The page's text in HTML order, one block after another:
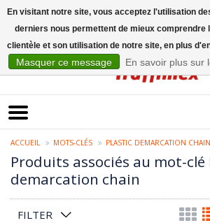
ACCUEIL MOTS-CLÉS PLASTIC DEMARCATION CHAIN
Produits associés au mot-clé
demarcation chain
FILTER
En visitant notre site, vous acceptez l'utilisation
derniers nous permettent de mieux comprendre
clientèle et son utilisation de notre site, en plus
Masquer ce message En savoir plus sur